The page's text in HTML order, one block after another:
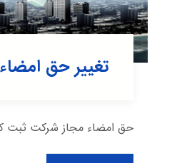
تغییر حق
حق امضاء مجاز شرکت ثبت